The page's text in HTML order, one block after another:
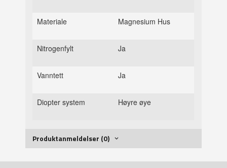
Materiale Magnesium Hus
Nitrogenfylt Ja
Vanntett Ja
Diopter system Høyre øye
Produktanmeldelser (0)